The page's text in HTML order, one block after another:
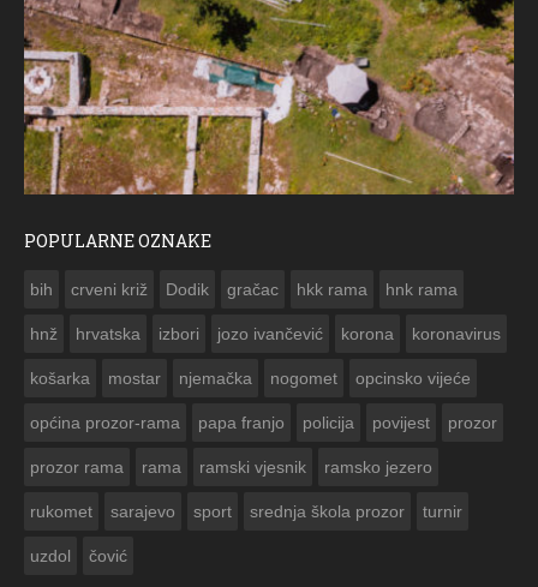
POPULARNE OZNAKE
bih crveni križ Dodik gračac hkk rama hnk rama
hnž hrvatska izbori jozo ivančević korona koronavirus
košarka mostar njemačka nogomet opcinsko vijeće
općina prozor-rama papa franjo policija povijest prozor
prozor rama rama ramski vjesnik ramsko jezero
rukomet sarajevo sport srednja škola prozor turnir
uzdol čović